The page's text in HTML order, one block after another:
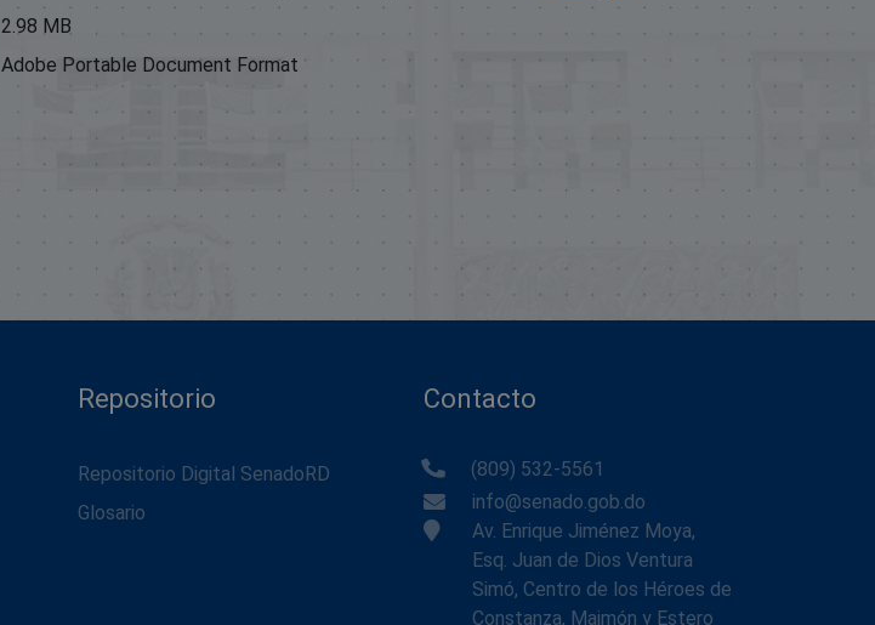
2.98 MB
Adobe Portable Document Format
Repositorio
Repositorio Digital SenadoRD
Glosario
Contacto
(809) 532-5561
info@senado.gob.do
Av. Enrique Jiménez Moya,
Esq. Juan de Dios Ventura
Simó, Centro de los Héroes de
Constanza, Maimón y Estero